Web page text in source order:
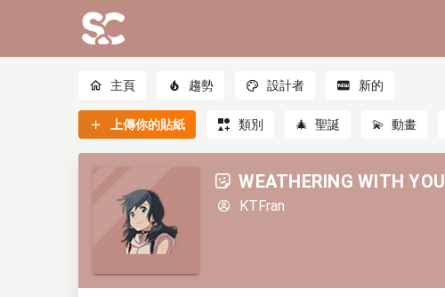
主頁 趨勢 設計者 新的
上傳你的貼紙 類別 🎄 聖誕 💫 動畫
WEATHERING WITH YOU
KTFran